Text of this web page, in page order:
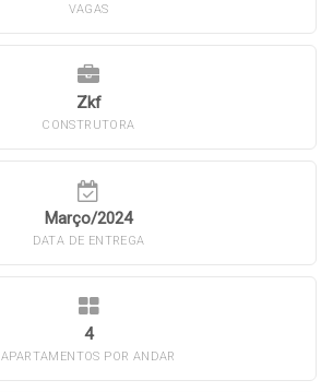
VAGAS
Zkf
CONSTRUTORA
Março/2024
DATA DE ENTREGA
4
APARTAMENTOS POR ANDAR